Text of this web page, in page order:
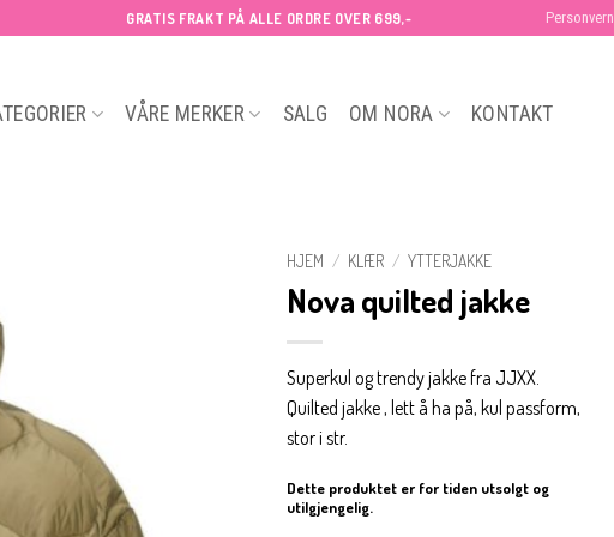
GRATIS FRAKT PÅ ALLE ORDRE OVER 699,- Personvern
VÅRE MERKER SALG OM NORA KONTAKT
HJEM / KLÆR / YTTERJAKKE
Nova quilted jakke
Superkul og trendy jakke fra JJXX.
Quilted jakke , lett å ha på, kul passform,
stor i str.
Dette produktet er for tiden utsolgt og
utilgjengelig.